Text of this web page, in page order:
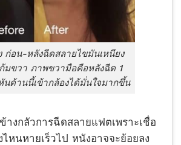
ก่อน-หลังฉีดสลายไขมันเหนียง
มขวา ภาพขวามือคือหลังฉีด 1
นด้านนี้เข้ากล้องได้มั่นใจมากขึ้น
างกลัวการฉีดสลายแฟตเพราะเชื่อ
หนหายเร็วไป หนังอาจจะย้อยลง